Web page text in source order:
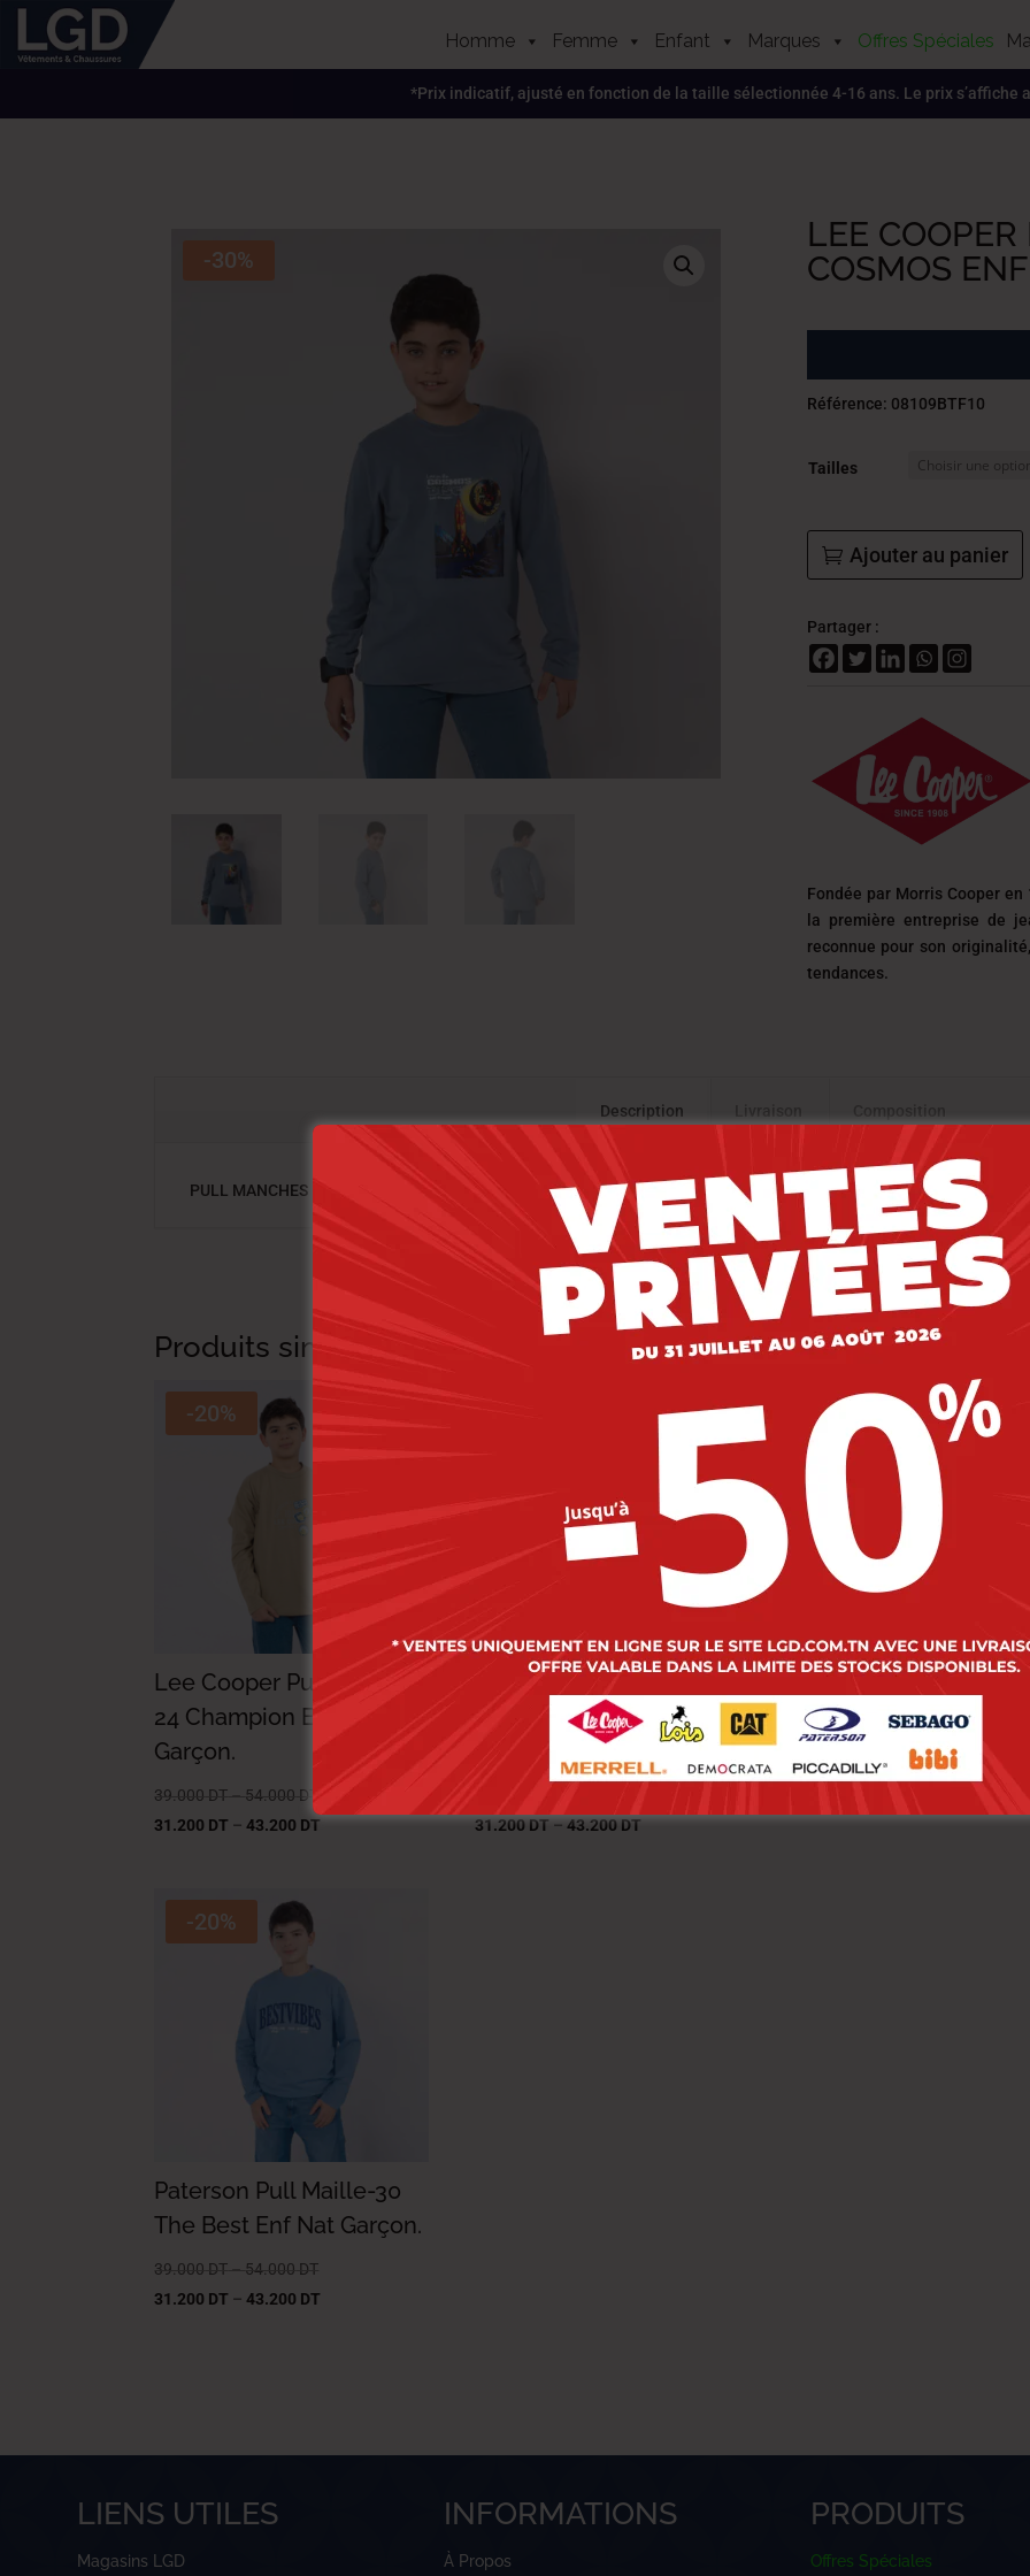
Homme Femme Enfant Marques Offres Spéciales
*Prix indicatif, ajusté en fonction de la taille sélectionnée 4-16 ans. Le prix s’affiche
-30%
LEE
COSMOS
Référence: 08109BTF10
Tailles
Ajouter au panier
Partager :
Fondée par Morris Cooper en
la première entreprise de
reconnue pour son
tendances.
Description Livraison Composition
PULL MANCHES LONGUES , COULEUR BLEU
Produits similaires
-20%
Lee Cooper Pull Maille-
24 Champion Enf Nat
Garçon.
39.000 DT 54.000 DT
31.200 DT –43.200 DT
Lee Cooper Pull Maille-
29 Champion Enf Nat
31.200 DT –43.200 DT
-20%
Paterson Pull Maille-
The Best Enf Nat
39.000DT–54.000 DT
-20%
Paterson Pull Maille-30
The Best Enf Nat Garçon.
39.000 DT 54.000 DT
31.200 DT –43.200 DT
LIENS UTILES
Magasins LGD
INFORMATIONS
À Propos
PRODUITS
Offres Spéciales